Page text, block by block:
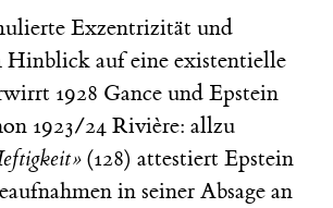
Exzentrizität und
auf eine existentielle
1928 Gance und Epstein
1923/24 Rivière: allzu
(128) attestiert Epstein
in seiner Absage an